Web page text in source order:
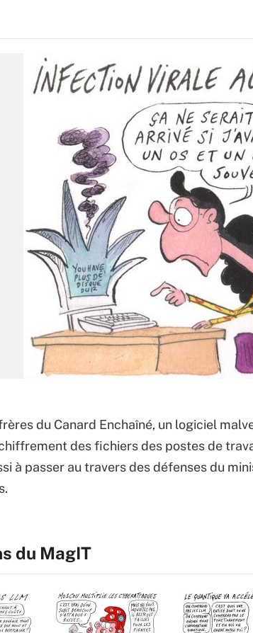
du Canard Enchaîné, un logiciel
des fichiers des postes de
à passer au travers des défenses du
du MagIT